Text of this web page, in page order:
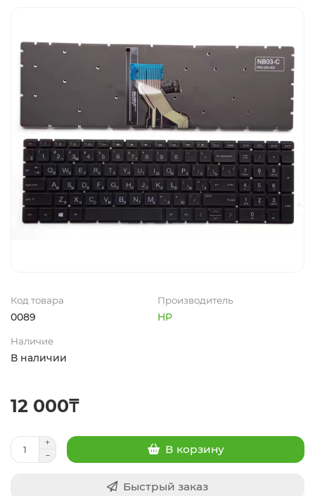
Код товара
0089
Производитель
HP
Наличие
В наличии
12 000₸
В корзину
Быстрый заказ